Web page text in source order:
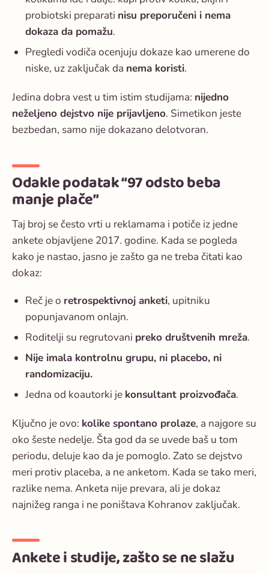
probiotski preparati nisu preporučeni i nema
dokaza da pomažu.
Pregledi vodiča ocenjuju dokaze kao umerene do
niske, uz zaključak da nema koristi.
Jedina dobra vest u tim istim studijama: nijedno
neželjeno dejstvo nije prijavljeno. Simetikon jeste
bezbedan, samo nije dokazano delotvoran.
Odakle podatak “97 odsto beba
manje plače”
Taj broj se često vrti u reklamama i potiče iz jedne
ankete objavljene 2017. godine. Kada se pogleda
kako je nastao, jasno je zašto ga ne treba čitati kao
dokaz:
Reč je o retrospektivnoj anketi, upitniku
popunjavanom onlajn.
Roditelji su regrutovani preko društvenih mreža.
Nije imala kontrolnu grupu, ni placebo, ni
randomizaciju.
Jedna od koautorki je konsultant proizvođača.
Ključno je ovo: kolike spontano prolaze, a najgore su
oko šeste nedelje. Šta god da se uvede baš u tom
periodu, deluje kao da je pomoglo. Zato se dejstvo
meri protiv placeba, a ne anketom. Kada se tako meri,
razlike nema. Anketa nije prevara, ali je dokaz
najnižeg ranga i ne poništava Kohranov zaključak.
Ankete i studije, zašto se ne slažu